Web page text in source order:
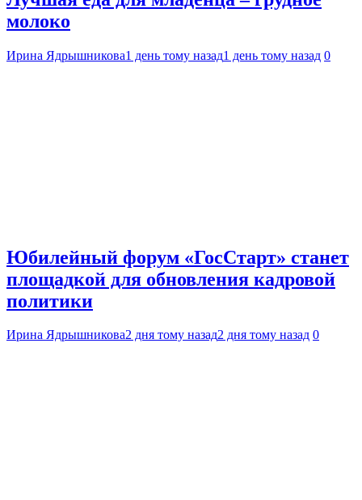
молоко
Ирина Ядрышникова1 день тому назад1 день тому назад 0
Юбилейный форум «ГосСтарт» станет
площадкой для обновления кадровой
политики
Ирина Ядрышникова2 дня тому назад2 дня тому назад 0